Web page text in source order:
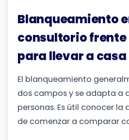
Blanqueamiento
consultorio frente
para llevar a casa
El blanqueamiento
dos campos y se adapta a
personas. Es útil conocer la
de comenzar a comparar